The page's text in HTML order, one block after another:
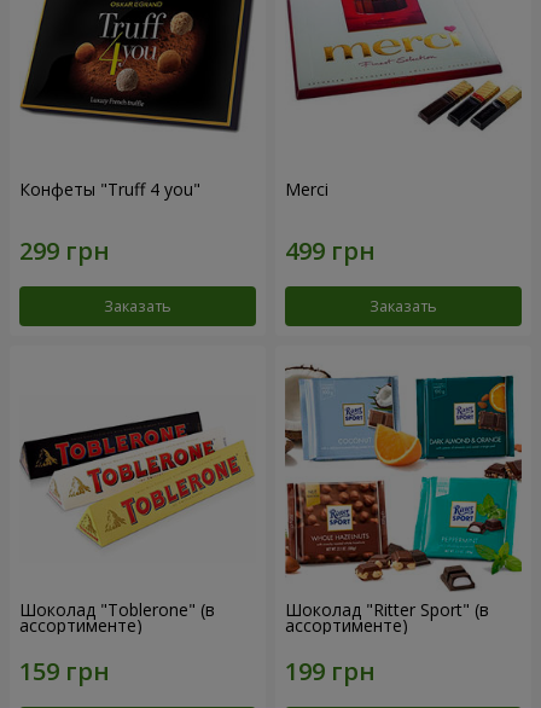
Конфеты "Truff 4 you"
Заказать
Merci
Заказать
Шоколад "Toblerone" (в
ассортименте)
Шоколад "Ritter Sport" (в
ассортименте)